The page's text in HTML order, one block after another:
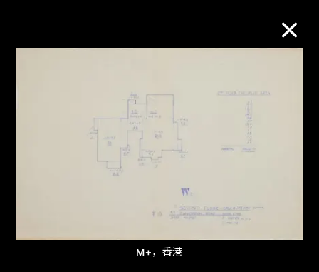
M+，香港
进一步筛选